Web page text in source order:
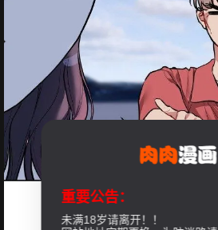
重要公告：
未满18岁请离开！！